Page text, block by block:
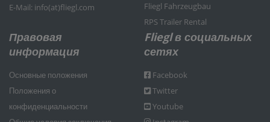
E-Mail: info(at)fliegl.com
Fliegl Fahrzeugbau
RPS Trailer Rental
Правовая
информация
Основные положения
Положения о
конфиденциальности
Fliegl в социальных
сетях
Facebook
Twitter
Youtube